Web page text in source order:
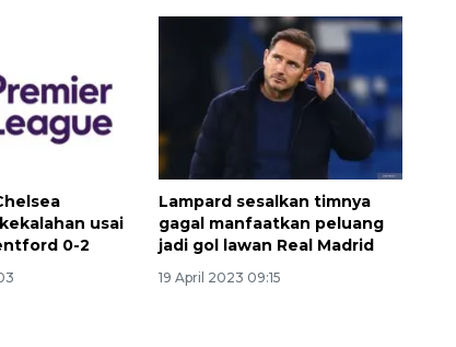
usai
0-2
Lampard sesalkan timnya
gagal manfaatkan peluang
jadi gol lawan Real Madrid
19 April 2023 09:15
160 ribu sambungan baru
jaringan gas 2026